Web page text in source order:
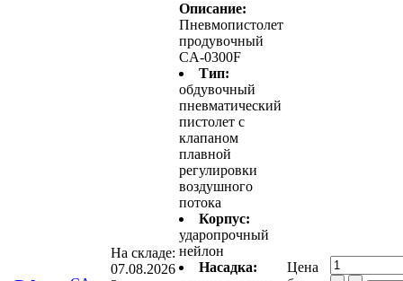
На складе:
07.08.2026
Описание:
Пневмопистолет
продувочный
CA-0300F
Тип:
обдувочный
пневматический
пистолет с
клапаном
плавной
регулировки
воздушного
потока
Корпус:
ударопрочный
нейлон
Насадка:
Цена